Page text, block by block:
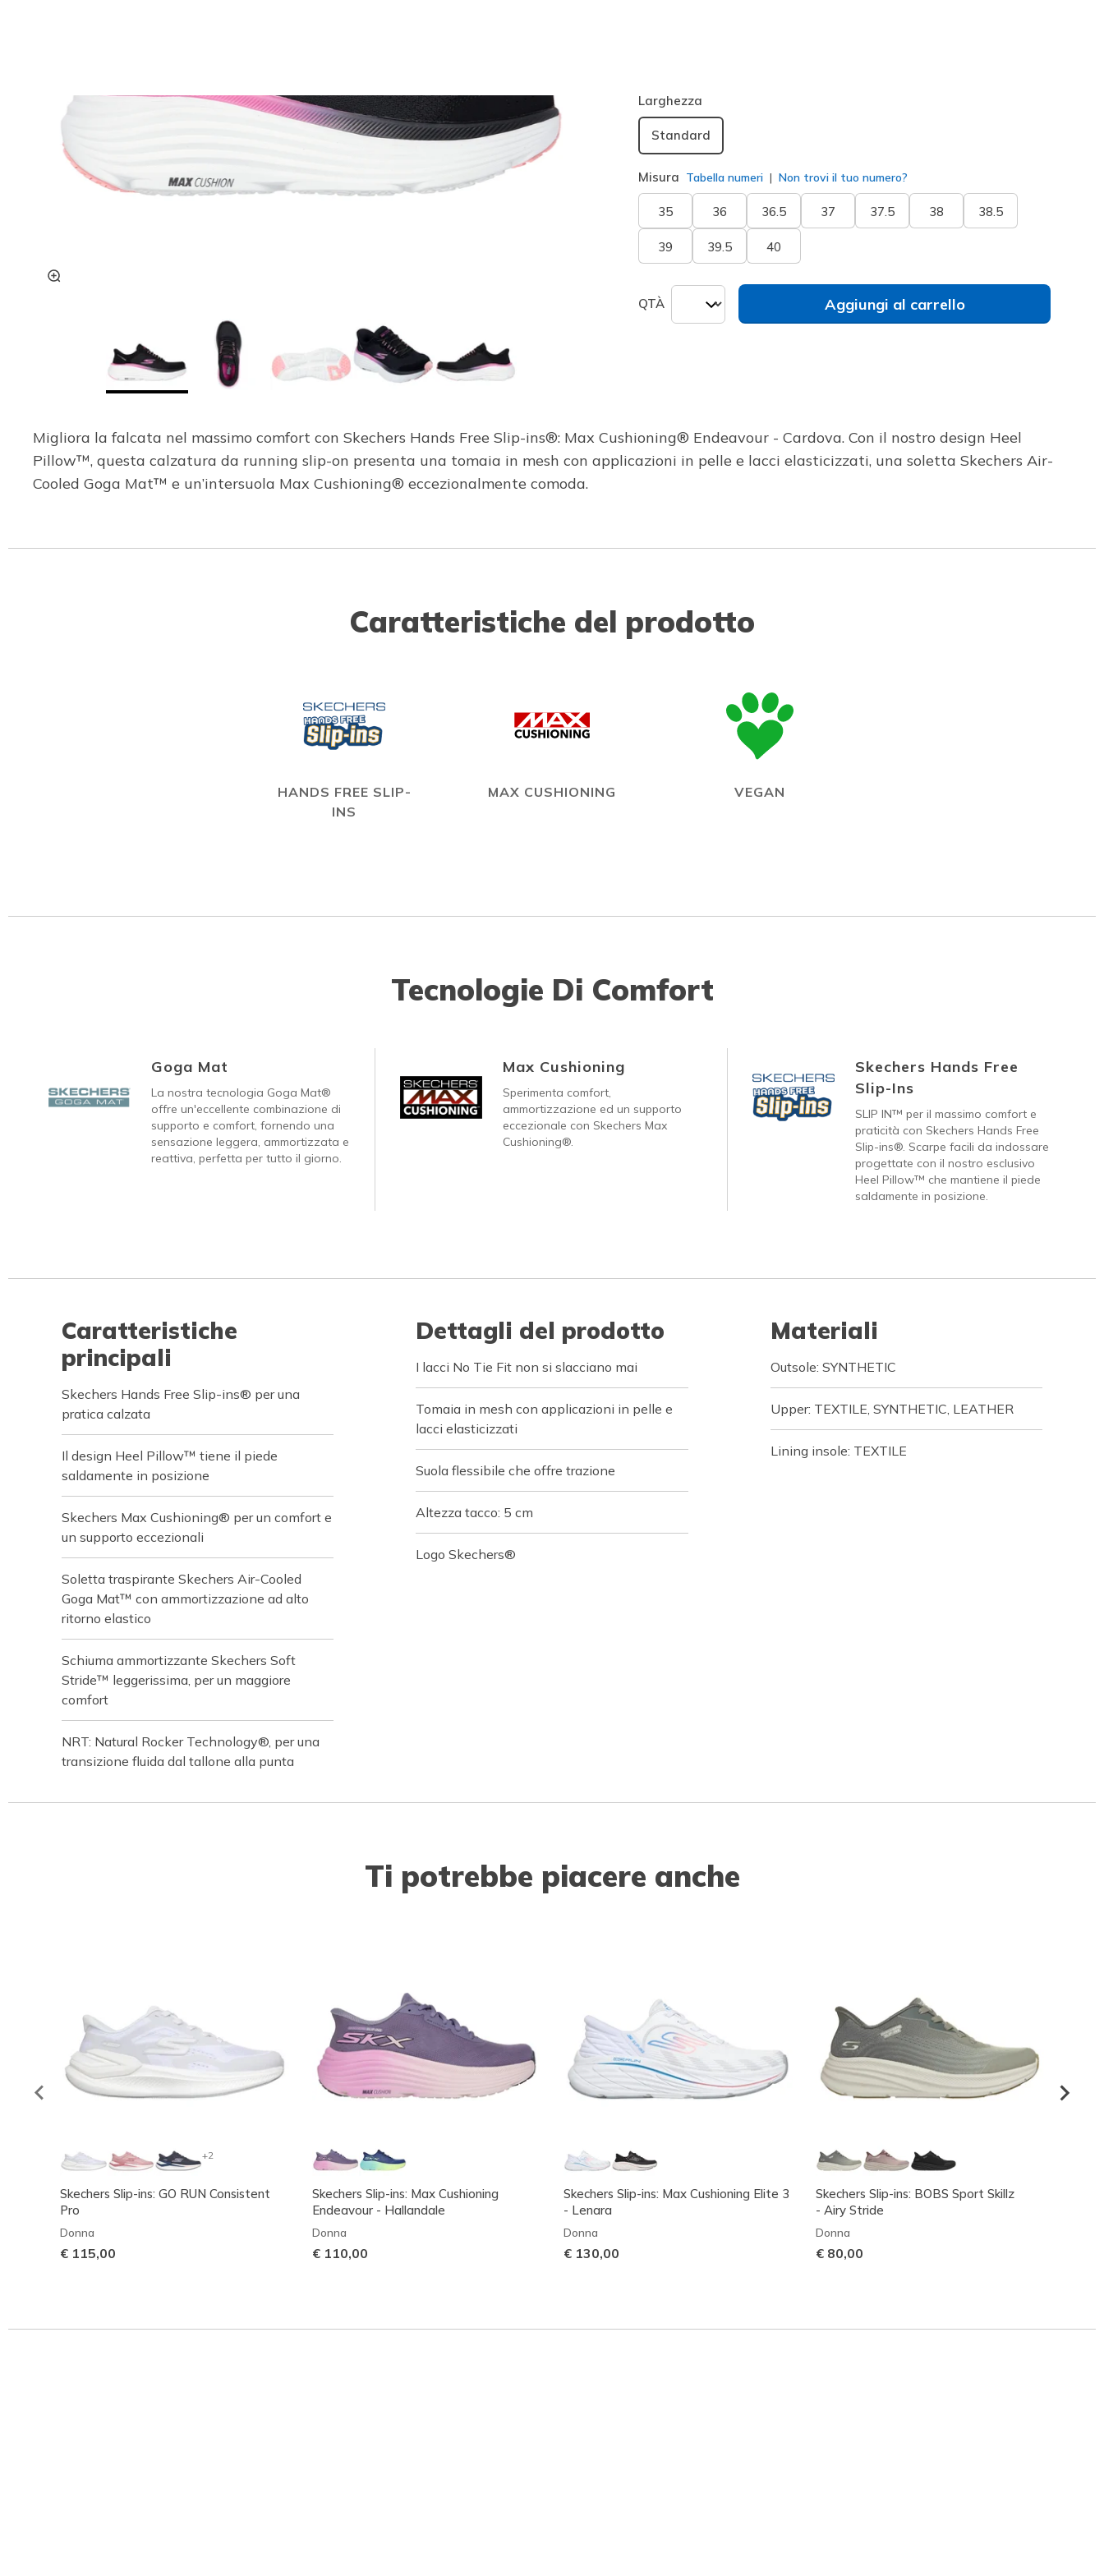
Larghezza
Standard
Misura Tabella numeri Non trovi il tuo numero?
35 36 36.5 37 37.5 38 38.5
39 39.5 40
QTÀ Aggiungi al carrello
Migliora la falcata nel massimo comfort con Skechers Hands Free Slip-ins®: Max Cushioning® Endeavour - Cardova. Con il nostro design Heel
Pillow™, questa calzatura da running slip-on presenta una tomaia in mesh con applicazioni in pelle e lacci elasticizzati, una soletta Skechers Air-
Cooled Goga Mat™ e un’intersuola Max Cushioning® eccezionalmente comoda.
Caratteristiche del prodotto
HANDS FREE SLIP-
INS
MAX CUSHIONING VEGAN
Tecnologie Di Comfort
Goga Mat
La nostra tecnologia Goga Mat®
offre un'eccellente combinazione di
supporto e comfort, fornendo una
sensazione leggera, ammortizzata e
reattiva, perfetta per tutto il giorno.
Max Cushioning
Sperimenta comfort,
ammortizzazione ed un supporto
eccezionale con Skechers Max
Cushioning®.
Skechers Hands Free
Slip-Ins
SLIP IN™ per il massimo comfort e
praticità con Skechers Hands Free
Slip-ins®. Scarpe facili da indossare
progettate con il nostro esclusivo
Heel Pillow™ che mantiene il piede
saldamente in posizione.
Caratteristiche
principali
Skechers Hands Free Slip-ins® per una
pratica calzata
Il design Heel Pillow™ tiene il piede
saldamente in posizione
Skechers Max Cushioning® per un comfort e
un supporto eccezionali
Soletta traspirante Skechers Air-Cooled
Goga Mat™ con ammortizzazione ad alto
ritorno elastico
Schiuma ammortizzante Skechers Soft
Stride™ leggerissima, per un maggiore
comfort
NRT: Natural Rocker Technology®, per una
transizione fluida dal tallone alla punta
Dettagli del prodotto
I lacci No Tie Fit non si slacciano mai
Tomaia in mesh con applicazioni in pelle e
lacci elasticizzati
Suola flessibile che offre trazione
Altezza tacco: 5 cm
Logo Skechers®
Materiali
Outsole: SYNTHETIC
Upper: TEXTILE, SYNTHETIC, LEATHER
Lining insole: TEXTILE
Ti potrebbe piacere anche
+2
Skechers Slip-ins: GO RUN Consistent
Pro
Donna
€ 115,00
Skechers Slip-ins: Max Cushioning
Endeavour - Hallandale
Donna
€ 110,00
Skechers Slip-ins: Max Cushioning Elite 3
- Lenara
Donna
€ 130,00
Skechers Slip-ins: BOBS Sport Skillz
- Airy Stride
Donna
€ 80,00